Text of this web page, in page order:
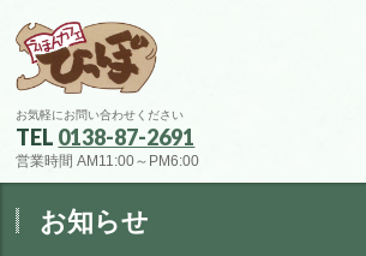
お気軽にお問い合わせください
TEL 0138-87-2691
営業時間 AM11:00～PM6:00
お知らせ